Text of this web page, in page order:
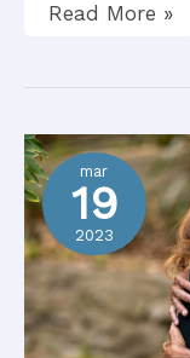
Read More »
mar
19
2023